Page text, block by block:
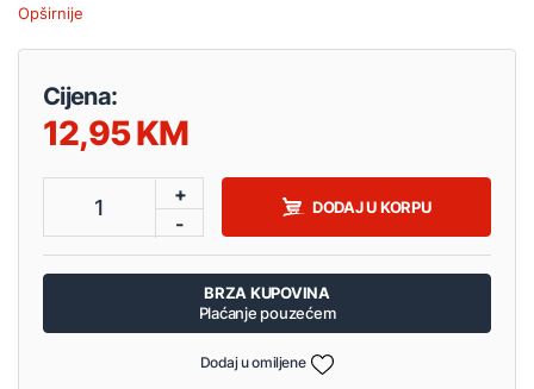
Opširnije
Cijena:
12,95
1
+
-
DODAJ U KORPU
BRZA KUPOVINA
Plaćanje pouzećem
Dodaj u omiljene